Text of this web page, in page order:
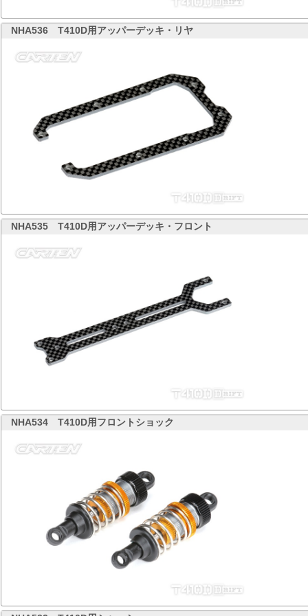
NHA536 T410D用アッパーデッキ・リヤ
NHA535 T410D用アッパーデッキ・フロント
NHA534 T410D用フロントショック